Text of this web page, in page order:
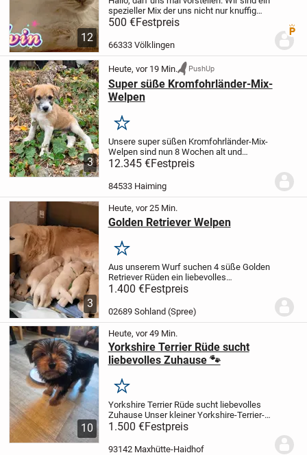
12
spezieller Mix der uns nicht nur knuffig
aussehen lässt, sondern auch unser
Wesen ist. Mama legt großen Wert auf
Anstand deswegen kratzen wir nur an...
500 €Festpreis
66333 Völklingen
3
Heute, vor 19 Min. PushUp
Super süße Kromfohrländer-Mix-
Welpen
Merken
Unsere super süßen Kromfohrländer-Mix-
Welpen sind nun 8 Wochen alt und
suchen liebevolle neue Familien. Sie
wachsen mit Familienanschluss und in
einem großen Rudel mit Oma,
Halbschwester und Tanten...
12.345 €Festpreis
84533 Haiming
3
Heute, vor 25 Min.
Golden Retriever Welpen
Merken
Aus unserem Wurf suchen 4 süße Golden
Retriever Rüden ein liebevolles
Zuhause!Sie wurden am 16.07.26
geboren und können Oktober ausziehen.
Beide Eltern sind Golden Retriever ohne
Stammbaum und...
1.400 €Festpreis
02689 Sohland (Spree)
10
Heute, vor 49 Min.
Yorkshire Terrier Rüde sucht
liebevolles Zuhause 🐾
Merken
Yorkshire Terrier Rüde sucht liebevolles
Zuhause Unser kleiner Yorkshire-Terrier-
Rüde sucht ein liebevolles und
verantwortungsbewusstes
Zuhause. Alter: 11 WochenGewicht:
1.500 €Festpreis
93142 Maxhütte-Haidhof